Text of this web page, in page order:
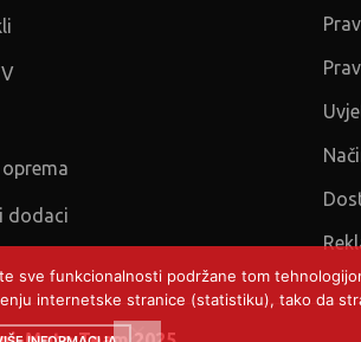
dodaci
funkcionalnosti podržane tom
internetske stranice (statistiku), tako da